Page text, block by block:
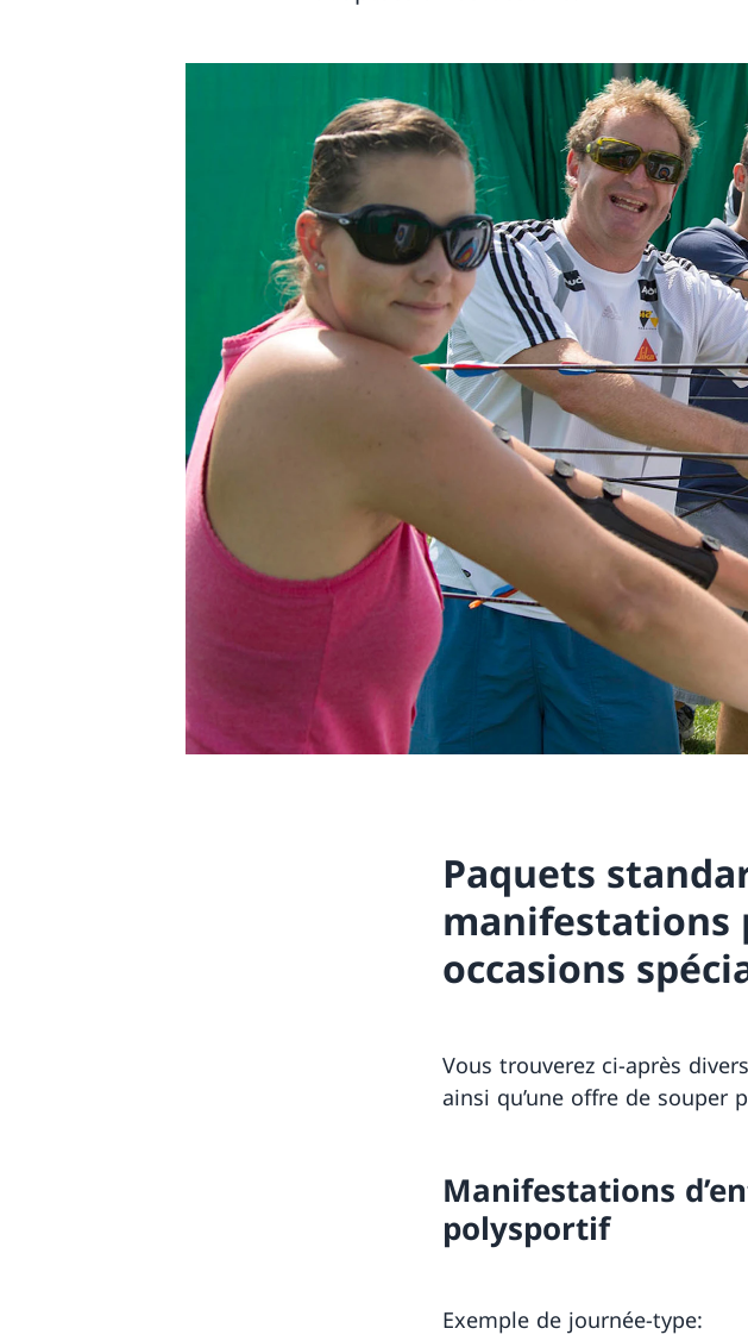
Paquets
manifestations
occasions
Vous trouverez ci-après
ainsi qu’une offre de souper
Manifestations
polysportif
Exemple de journée-type: